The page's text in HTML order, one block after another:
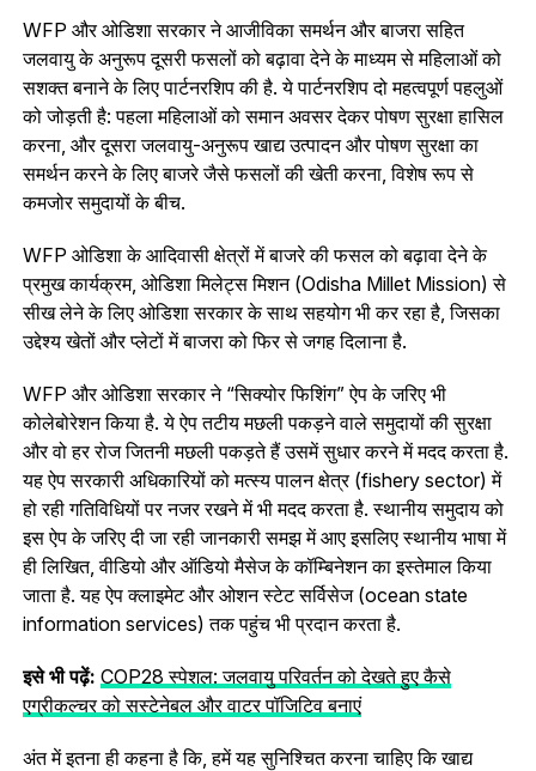
WFP और ओडिशा सरकार ने आजीविका समर्थन और बाजरा सहित
जलवायु के अनुरूप दूसरी फसलों को बढ़ावा देने के माध्यम से महिलाओं को
सशक्त बनाने के लिए पार्टनरशिप की है. ये पार्टनरशिप दो महत्वपूर्ण पहलुओं
को जोड़ती है: पहला महिलाओं को समान अवसर देकर पोषण सुरक्षा हासिल
करना, और दूसरा जलवायु-अनुरूप खाद्य उत्पादन और पोषण सुरक्षा का
समर्थन करने के लिए बाजरे जैसे फसलों की खेती करना, विशेष रूप से
कमजोर समुदायों के बीच.
WFP ओडिशा के आदिवासी क्षेत्रों में बाजरे की फसल को बढ़ावा देने के
प्रमुख कार्यक्रम, ओडिशा मिलेट्स मिशन (Odisha Millet Mission) से
सीख लेने के लिए ओडिशा सरकार के साथ सहयोग भी कर रहा है, जिसका
उद्देश्य खेतों और प्लेटों में बाजरा को फिर से जगह दिलाना है.
WFP और ओडिशा सरकार ने “सिक्योर फिशिंग” ऐप के जरिए भी
कोलेबोरेशन किया है. ये ऐप तटीय मछली पकड़ने वाले समुदायों की सुरक्षा
और वो हर रोज जितनी मछली पकड़ते हैं उसमें सुधार करने में मदद करता है.
यह ऐप सरकारी अधिकारियों को मत्स्य पालन क्षेत्र (fishery sector) में
हो रही गतिविधियों पर नजर रखने में भी मदद करता है. स्थानीय समुदाय को
इस ऐप के जरिए दी जा रही जानकारी समझ में आए इसलिए स्थानीय भाषा में
ही लिखित, वीडियो और ऑडियो मैसेज के कॉम्बिनेशन का इस्तेमाल किया
जाता है. यह ऐप क्लाइमेट और ओशन स्टेट सर्विसेज (ocean state
information services) तक पहुंच भी प्रदान करता है.
इसे भी पढ़ें: COP28 स्पेशल: जलवायु परिवर्तन को देखते हुए कैसे
एग्रीकल्चर को सस्टेनेबल और वाटर पॉजिटिव बनाएं
अंत में इतना ही कहना है कि, हमें यह सुनिश्चित करना चाहिए कि खाद्य